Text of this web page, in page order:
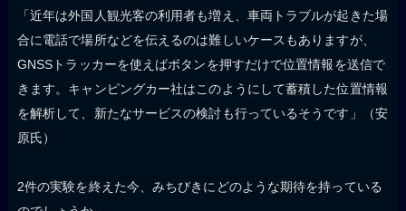
「近年は外国人観光客の利用者も増え、車両トラブルが起きた場
合に電話で場所などを伝えるのは難しいケースもありますが、
GNSSトラッカーを使えばボタンを押すだけで位置情報を送信で
きます。キャンピングカー社はこのようにして蓄積した位置情報
を解析して、新たなサービスの検討も行っているそうです」（安
原氏）
2件の実験を終えた今、みちびきにどのような期待を持っている